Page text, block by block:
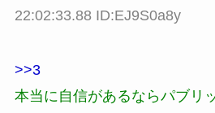
22:02:33.88 ID:EJ9S0a8y
>>3
本当に自信があるならパブリ